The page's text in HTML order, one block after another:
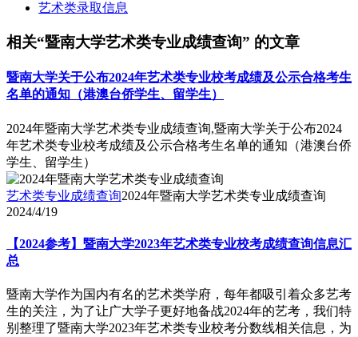
艺术类录取信息
相关“暨南大学艺术类专业成绩查询” 的文章
暨南大学关于公布2024年艺术类专业校考成绩及公示合格考生
名单的通知（港澳台侨学生、留学生）
2024年暨南大学艺术类专业成绩查询,暨南大学关于公布2024
年艺术类专业校考成绩及公示合格考生名单的通知（港澳台侨
学生、留学生）
艺术类专业成绩查询2024年暨南大学艺术类专业成绩查询
2024/4/19
【2024参考】暨南大学2023年艺术类专业校考成绩查询信息汇
总
暨南大学作为国内有名的艺术类学府，每年都吸引着众多艺考
生的关注，为了让广大学子更好地备战2024年的艺考，我们特
别整理了暨南大学2023年艺术类专业校考分数线相关信息，为